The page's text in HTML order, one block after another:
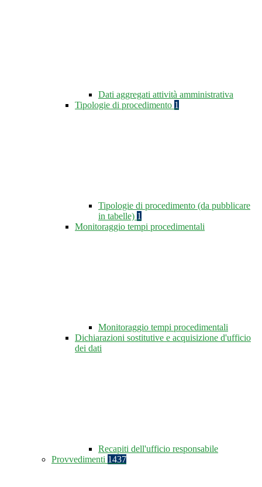
Dati aggregati attività amministrativa
Tipologie di procedimento 1
Tipologie di procedimento (da pubblicare
in tabelle) 1
Monitoraggio tempi procedimentali
Monitoraggio tempi procedimentali
Dichiarazioni sostitutive e acquisizione d'ufficio
dei dati
Recapiti dell'ufficio responsabile
Provvedimenti 1437